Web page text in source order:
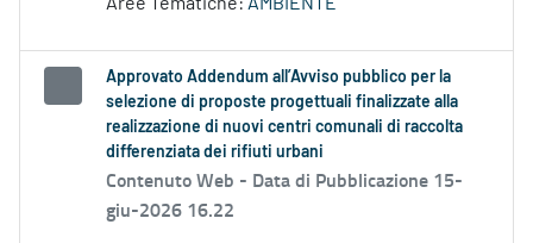
Aree Tematiche: AMBIENTE
Approvato Addendum all’Avviso pubblico per la
selezione di proposte progettuali finalizzate alla
realizzazione di nuovi centri comunali di raccolta
differenziata dei rifiuti urbani
Contenuto Web - Data di Pubblicazione 15-
giu-2026 16.22